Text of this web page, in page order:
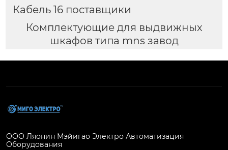
Кабель 16 поставщики
Комплектующие для выдвижных
шкафов типа mns завод
ООО Ляонин Мэйигао Электро Автоматизация
Оборудования